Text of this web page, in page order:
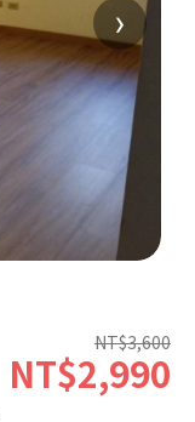
›
NT$3,600
NT$2,990